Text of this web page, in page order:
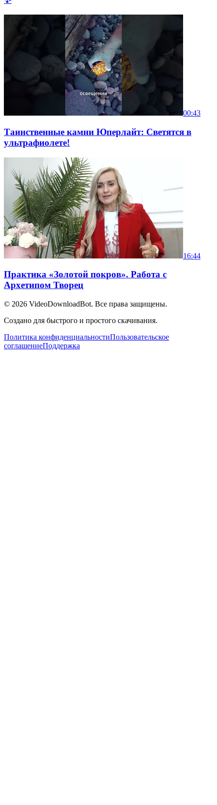
00:43
Таинственные камни Юперлайт: Светятся в
ультрафиолете!
16:44
Практика «Золотой покров». Работа с
Архетипом Творец
© 2026 VideoDownloadBot. Все права защищены.
Создано для быстрого и простого скачивания.
Политика конфиденциальностиПользовательское
соглашениеПоддержка